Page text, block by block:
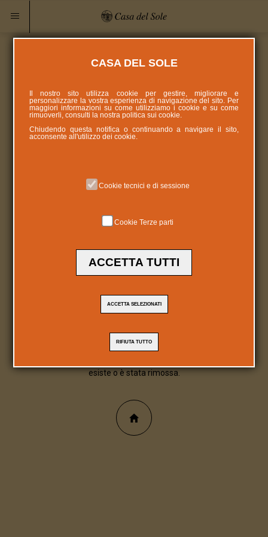
404
esiste o è stata rimossa.
CASA DEL SOLE
Il nostro sito utilizza cookie per gestire, migliorare e
personalizzare la vostra esperienza di navigazione del sito. Per
maggiori informazioni su come utilizziamo i cookie e su come
rimuoverli, consulti la nostra politica suicookie
Chiudendo questa notifica o continuando a navigare il sito,
acconsente all'utilizzo dei cookie.
Cookie tecnici e di sessione
Cookie Terze parti
ACCETTA TUTTI
ACCETTA SELEZIONATI
RIFIUTA TUTTO